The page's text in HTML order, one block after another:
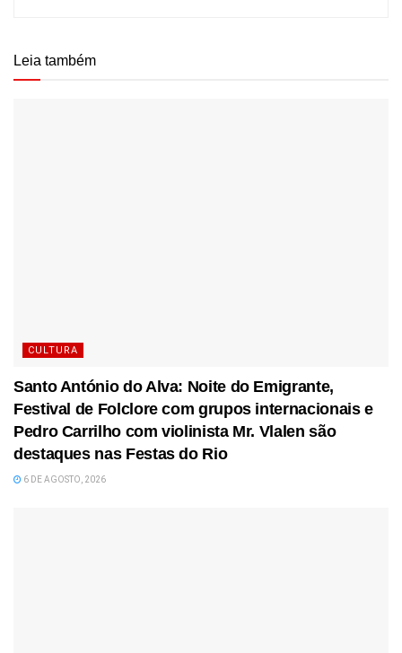
Leia também
CULTURA
Santo António do Alva: Noite do Emigrante,
Festival de Folclore com grupos internacionais e
Pedro Carrilho com violinista Mr. Vlalen são
destaques nas Festas do Rio
6 DE AGOSTO, 2026